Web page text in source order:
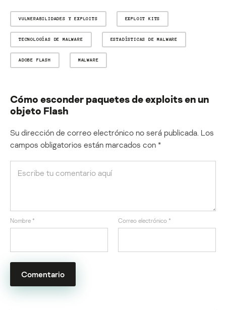
VULNERABILIDADES Y EXPLOITS EXPLOIT KITS
TECNOLOGÍAS DE MALWARE ESTADÍSTICAS DE MALWARE
ADOBE FLASH MALWARE
Cómo esconder paquetes de exploits en un
objeto Flash
Su dirección de correo electrónico no será publicada. Los
campos obligatorios están marcados con *
Nombre * Correo electrónico *